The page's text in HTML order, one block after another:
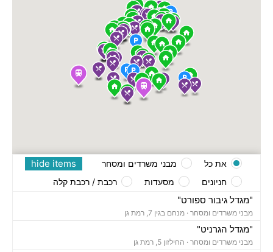
"מגדל גיבור ספורט"
מבני משרדים ומסחר · מנחם בגין 7, רמת גן
"מגדל הגרניט"
מבני משרדים ומסחר · החילזון 5, רמת גן
hide items את כל
מבני משרדים ומסחר
חניונים
מסעדות רכבת / רכבת קלה